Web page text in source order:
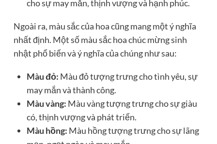
cho sự may mắn, thịnh vượng và hạnh phúc.
Ngoài ra, màu sắc của hoa cũng mang một ý nghĩa
nhất định. Một số màu sắc hoa chúc mừng sinh
nhật phổ biến và ý nghĩa của chúng như sau:
Màu đỏ: Màu đỏ tượng trưng cho tình yêu, sự
may mắn và thành công.
Màu vàng: Màu vàng tượng trưng cho sự giàu
có, thịnh vượng và phát triển.
Màu hồng: Màu hồng tượng trưng cho sự lãng